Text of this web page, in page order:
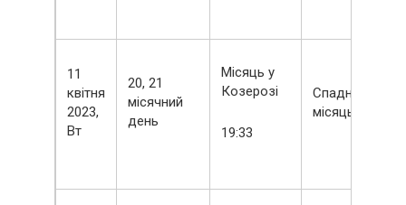
11
квітня
2023,
Вт
20, 21
місячний
день
Місяць у
Козерозі
19:33
Спадний
місяць